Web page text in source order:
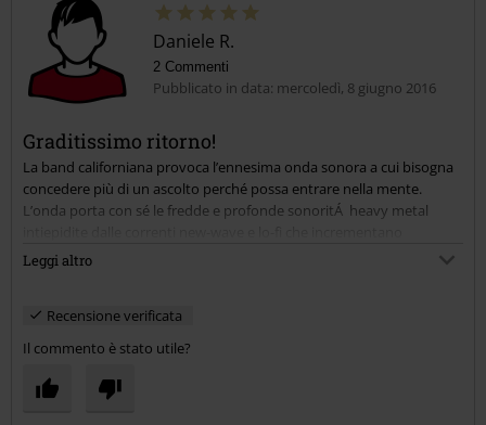
Daniele R.
2 Commenti
Pubblicato in data: mercoledì, 8 giugno 2016
Graditissimo ritorno!
La band californiana provoca l’ennesima onda sonora a cui bisogna
concedere più di un ascolto perché possa entrare nella mente.
L’onda porta con sé le fredde e profonde sonoritÁ heavy metal
notevolmente la bellezza di “Gore†.
Il nuovo percorso dei “Deftones† è segnato da un ritorno alle origini
emozioni.
Gore è una garanzia!
Leggi altro
Recensione verificata
Il commento è stato utile?